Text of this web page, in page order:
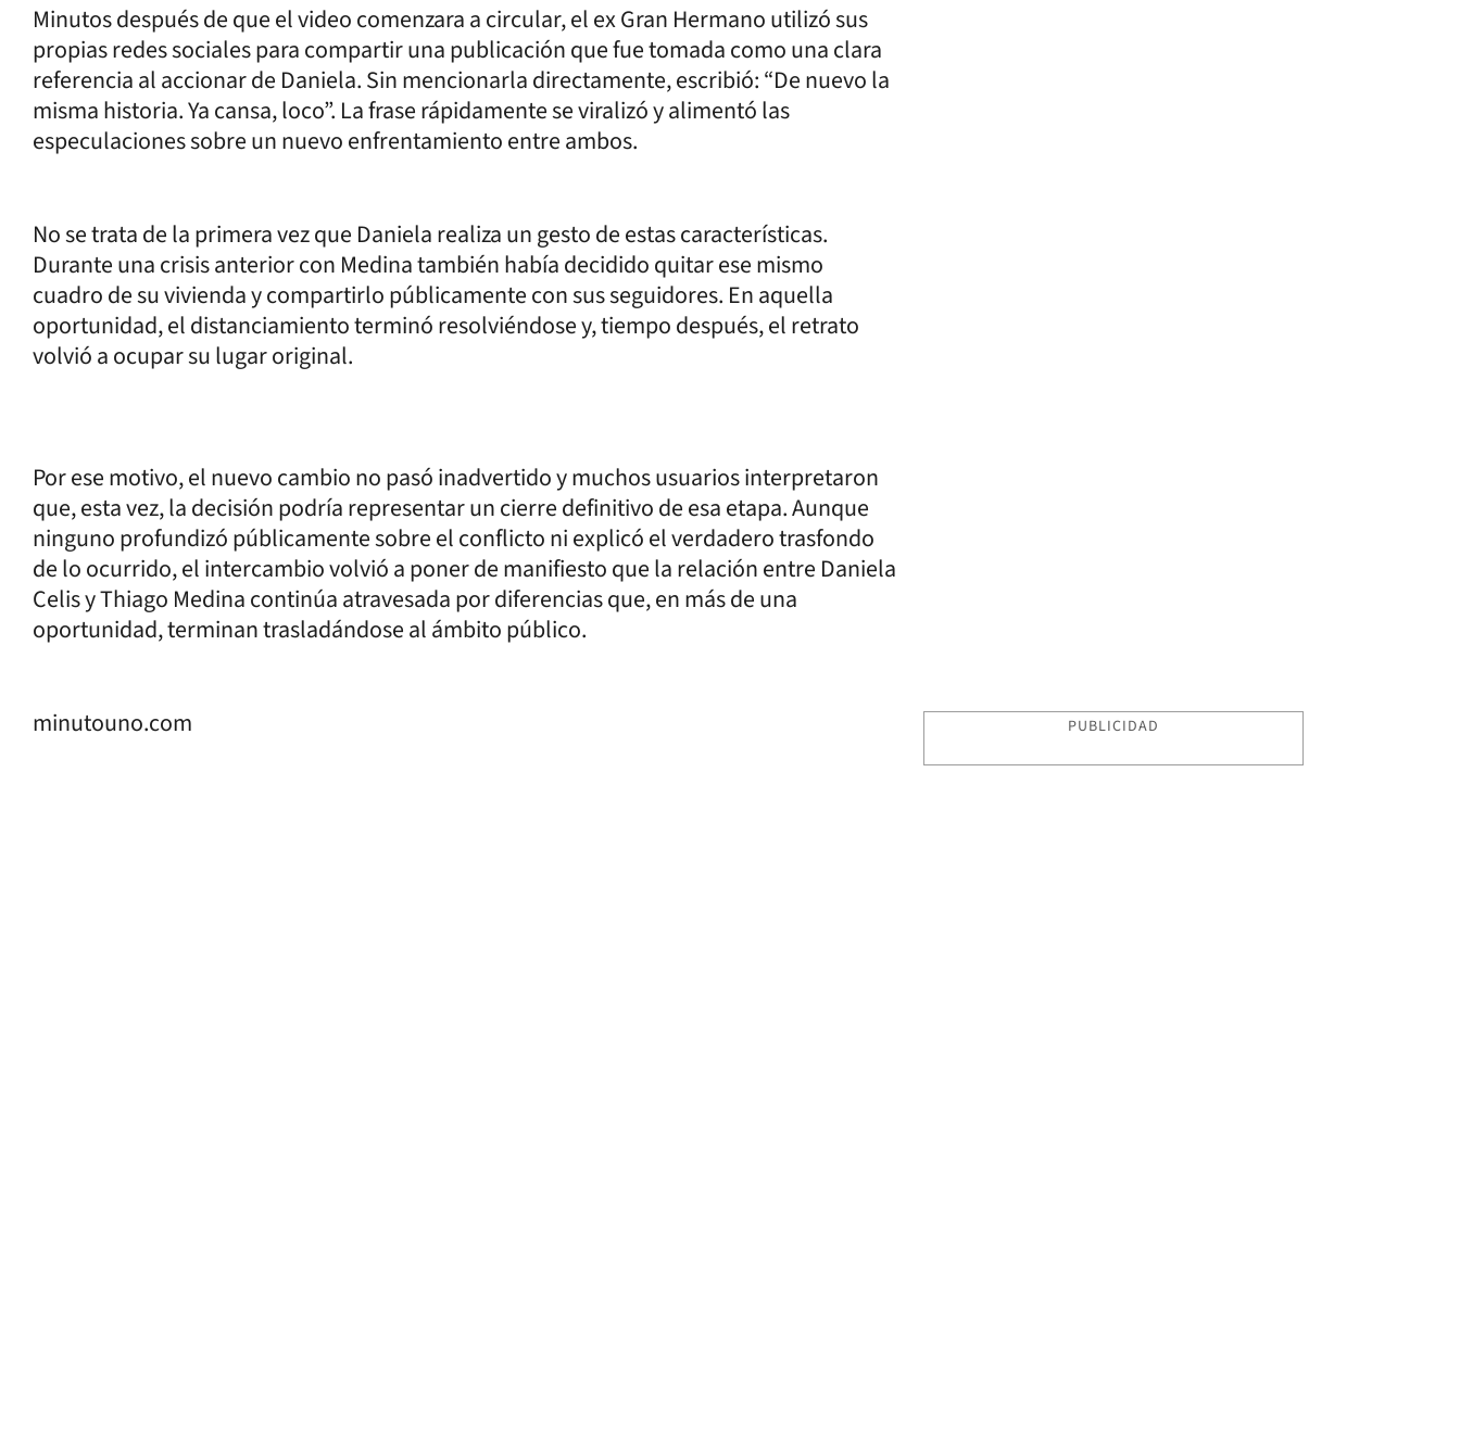
Minutos después de que el video comenzara a circular, el ex Gran Hermano utilizó sus
propias redes sociales para compartir una publicación que fue tomada como una clara
referencia al accionar de Daniela. Sin mencionarla directamente, escribió: “De nuevo la
misma historia. Ya cansa, loco”. La frase rápidamente se viralizó y alimentó las
especulaciones sobre un nuevo enfrentamiento entre ambos.
No se trata de la primera vez que Daniela realiza un gesto de estas características.
Durante una crisis anterior con Medina también había decidido quitar ese mismo
cuadro de su vivienda y compartirlo públicamente con sus seguidores. En aquella
oportunidad, el distanciamiento terminó resolviéndose y, tiempo después, el retrato
volvió a ocupar su lugar original.
Por ese motivo, el nuevo cambio no pasó inadvertido y muchos usuarios interpretaron
que, esta vez, la decisión podría representar un cierre definitivo de esa etapa. Aunque
ninguno profundizó públicamente sobre el conflicto ni explicó el verdadero trasfondo
de lo ocurrido, el intercambio volvió a poner de manifiesto que la relación entre Daniela
Celis y Thiago Medina continúa atravesada por diferencias que, en más de una
oportunidad, terminan trasladándose al ámbito público.
minutouno.com PUBLICIDAD